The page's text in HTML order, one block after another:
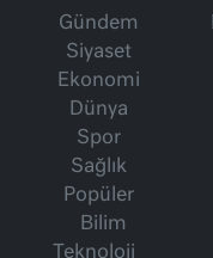
Gündem
Siyaset
Ekonomi
Dünya
Spor
Sağlık
Popüler
Bilim
Teknoloji